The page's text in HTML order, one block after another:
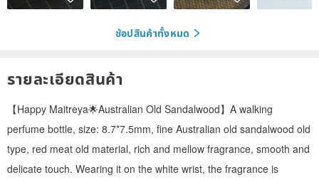
ช้อปสินค้าทั้งหมด
รายละเอียดสินค้า
【Happy Maitreya🌟Australian Old Sandalwood】A walking
perfume bottle, size: 8.7*7.5mm, fine Australian old sandalwood old
type, red meat old material, rich and mellow fragrance, smooth and
delicate touch. Wearing it on the white wrist, the fragrance is